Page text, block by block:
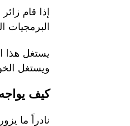
إذا قام
البرمجيات
يستغل هذا
ويستغل
كيف يواجه
نادراً ما